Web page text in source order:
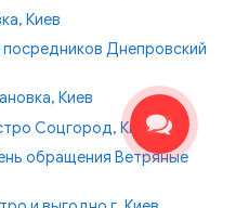
Киев
Днепровский
Киев
Соцгород, Киев
обращения Ветряные